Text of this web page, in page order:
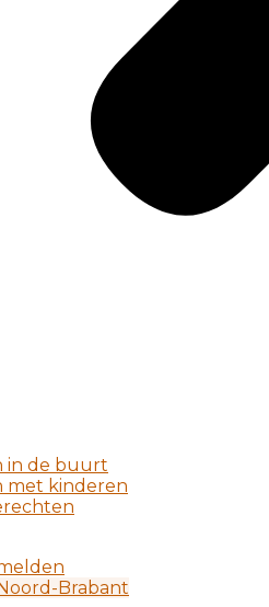
in de buurt
met kinderen
Noord-Brabant